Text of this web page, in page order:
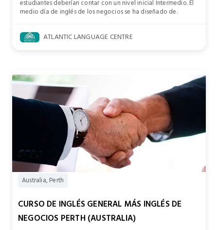
estudiantes deberían contar con un nivel inicial Intermedio. El
medio día de inglés de los negocios se ha diseñado de.
ATLANTIC LANGUAGE CENTRE
Australia, Perth
CURSO DE INGLÉS GENERAL MÁS INGLÉS DE
NEGOCIOS PERTH (AUSTRALIA)